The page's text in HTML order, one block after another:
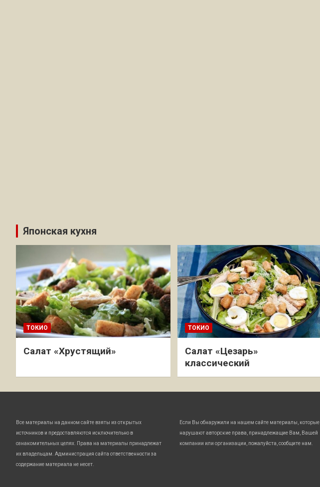
Японская кухня
ТОКИО
Салат «Хрустящий»
ТОКИО
Салат «Цезарь»
классический
Все материалы на данном сайте взяты из открытых
источников и предоставляются исключительно в
ознакомительных целях. Права на материалы принадлежат
их владельцам. Администрация сайта ответственности за
содержание материала не несет.
Если Вы обнаружили на нашем сайте материалы, которые
нарушают авторские права, принадлежащие Вам, Вашей
компании или организации, пожалуйста, сообщите нам.